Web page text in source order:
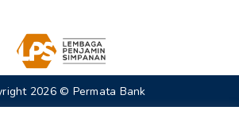
2026 © Permata Bank